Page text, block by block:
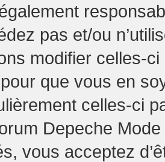
pas et/ou
modifier celles-
que vous en
celles-ci
Depeche
vous acceptez